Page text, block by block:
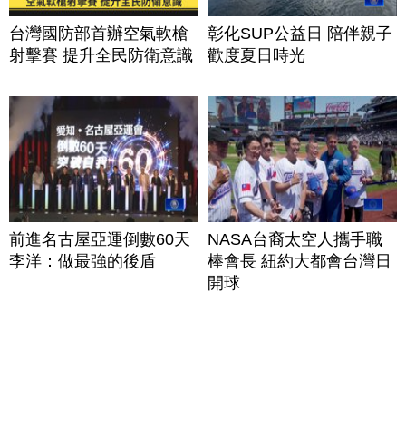
台灣國防部首辦空氣軟槍
射擊賽 提升全民防衛意識
彰化SUP公益日 陪伴親子
歡度夏日時光
前進名古屋亞運倒數60天
李洋：做最強的後盾
NASA台裔太空人攜手職
棒會長 紐約大都會台灣日
開球